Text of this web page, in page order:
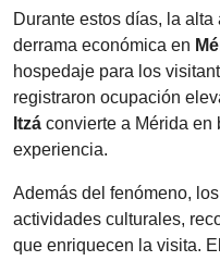
Durante estos días, la
derrama económica en
hospedaje para los
registraron ocupación
Itzá convierte a Mérida en
experiencia.
Además del fenómeno,
actividades culturales,
que enriquecen la visita.